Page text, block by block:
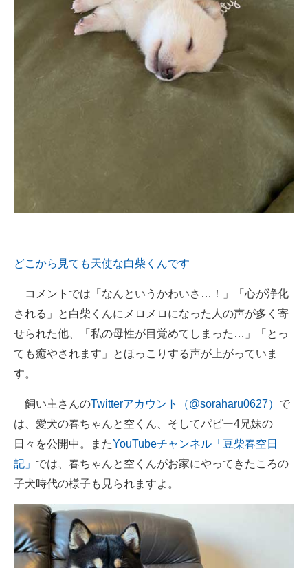
どこから見ても天使な白柴くんです
コメントでは「なんというかわいさ…！」「心が浄化
される」と白柴くんにメロメロになった人の声が多く寄
せられた他、「私の母性が目覚めてしまった…」「とっ
ても癒やされます」とほっこりする声が上がっていま
す。
飼い主さんのTwitterアカウント（@soraharu0627） で
は、愛犬の春ちゃんと空くん、そしてパピー4兄妹の
日々を公開中。またYouTubeチャンネル「豆柴春空日
記」 では、春ちゃんと空くんがお家にやってきたころの
子犬時代の様子も見られますよ。